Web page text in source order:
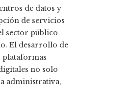
de datos y
de servicios
sector público
El desarrollo de
plataformas
no solo
administrativa,